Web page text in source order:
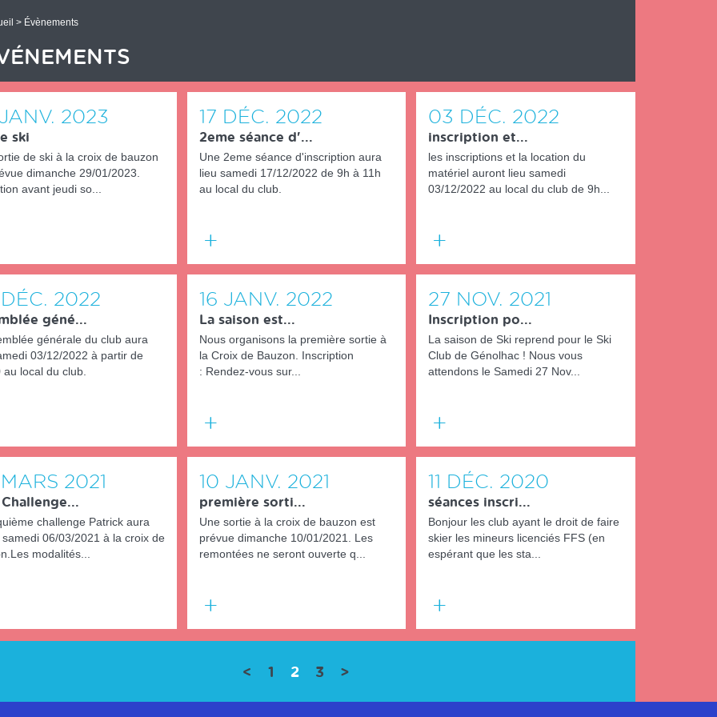
> Évènements
JANV. 2023
ski
de ski à la croix de bauzon
dimanche 29/01/2023.
avant jeudi so...
17 DÉC. 2022
2eme séance d'...
Une 2eme séance d'inscription aura
lieu samedi 17/12/2022 de 9h à 11h
au local du club.
savoir
plus
03 DÉC. 2022
inscription et...
les inscriptions et la location du
matériel auront lieu samedi
03/12/2022 au local du club de 9h...
savoir
plus
DÉC. 2022
géné...
générale du club aura
03/12/2022 à partir de
au local du club.
16 JANV. 2022
La saison est...
Nous organisons la première sortie à
la Croix de Bauzon. Inscription
: Rendez-vous sur...
savoir
plus
27 NOV. 2021
Inscription po...
La saison de Ski reprend pour le Ski
Club de Génolhac ! Nous vous
attendons le Samedi 27 Nov...
savoir
plus
MARS 2021
challenge Patrick aura
samedi 06/03/2021 à la croix de
modalités...
10 JANV. 2021
première sorti...
Une sortie à la croix de bauzon est
prévue dimanche 10/01/2021. Les
remontées ne seront ouverte q...
savoir
11 DÉC. 2020
séances inscri...
Bonjour les club ayant le droit de faire
skier les mineurs licenciés FFS (en
espérant que les sta...
savoir
< 1 2(current)
3 >